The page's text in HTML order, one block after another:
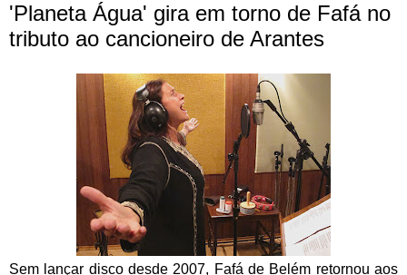
'Planeta Água' gira em torno de Fafá no
tributo ao cancioneiro de Arantes
Sem lançar disco desde 2007, Fafá de Belém retornou aos